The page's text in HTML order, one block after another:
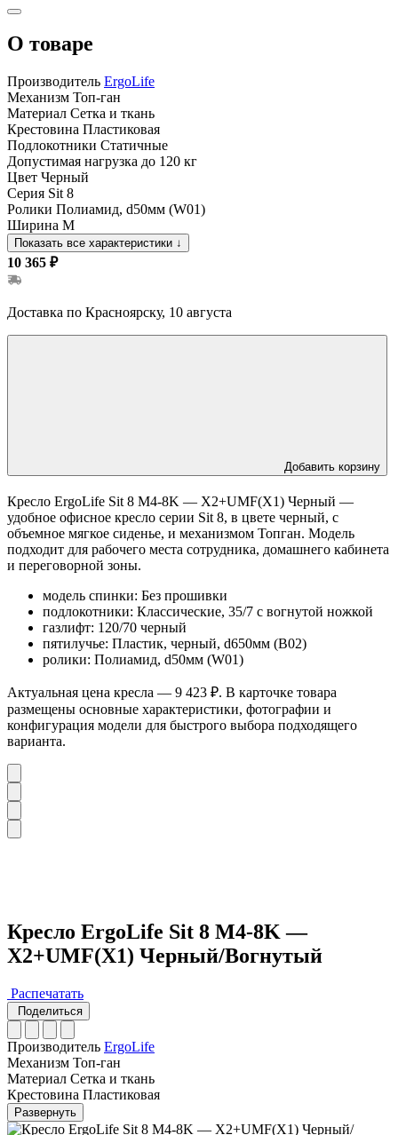
О товаре
Производитель ErgoLife
Механизм Топ-ган
Материал Сетка и ткань
Крестовина Пластиковая
Подлокотники Статичные
Допустимая нагрузка до 120 кг
Цвет Черный
Серия Sit 8
Ролики Полиамид, d50мм (W01)
Ширина M
Показать все характеристики ↓
10 365 ₽
Доставка по Красноярску, 10 августа
Добавить корзину
Кресло ErgoLife Sit 8 M4-8K — X2+UMF(X1) Черный —
удобное офисное кресло серии Sit 8, в цвете черный, с
объемное мягкое сиденье, и механизмом Топган. Модель
подходит для рабочего места сотрудника, домашнего кабинета
и переговорной зоны.
модель спинки: Без прошивки
подлокотники: Классические, 35/7 с вогнутой ножкой
газлифт: 120/70 черный
пятилучье: Пластик, черный, d650мм (B02)
ролики: Полиамид, d50мм (W01)
Актуальная цена кресла — 9 423 ₽. В карточке товара
размещены основные характеристики, фотографии и
конфигурация модели для быстрого выбора подходящего
варианта.
Кресло ErgoLife Sit 8 M4-8K —
X2+UMF(X1) Черный/Вогнутый
Распечатать
Поделиться
Производитель ErgoLife
Механизм Топ-ган
Материал Сетка и ткань
Крестовина Пластиковая
Развернуть